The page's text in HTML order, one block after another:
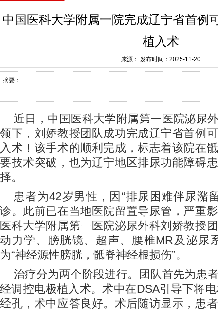
中国医科大学附属一院完成辽宁省首例
植入术
来源： 发布时间：2025-11-20
摘要：
近日，中国医科大学附属第一医院泌尿
领下，刘娇教授团队成功完成辽宁省首例
入术！该手术的顺利完成，标志着该院在
要技术突破，也为辽宁地区排尿功能障碍
择。
患者为42岁男性，因“排尿困难伴尿潴
诊。此前已在当地医院留置导尿管，严重
医科大学附属第一医院泌尿外科刘娇教授
动力学、膀胱镜、超声、腰椎MR及泌尿
为“神经源性膀胱，骶脊神经根损伤”。
治疗分为两个阶段进行。团队首先为患
经调控电极植入术。术中在DSA引导下将
经孔，术中应答良好。术后随访显示，患